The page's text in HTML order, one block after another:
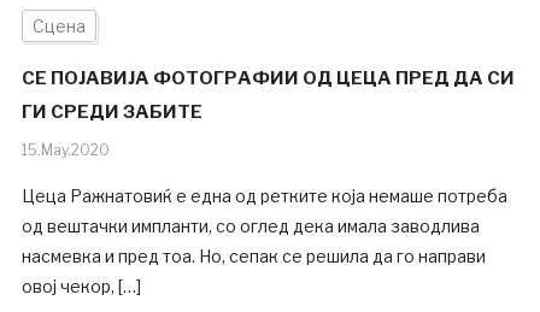
Сцена
СЕ ПОЈАВИЈА ФОТОГРАФИИ ОД ЦЕЦА ПРЕД ДА СИ
ГИ СРЕДИ ЗАБИТЕ
15.May.2020
Цеца Ражнатовиќ е една од ретките која немаше потреба
од вештачки импланти, со оглед дека имала заводлива
насмевка и пред тоа. Но, сепак се решила да го направи
овој чекор, […]